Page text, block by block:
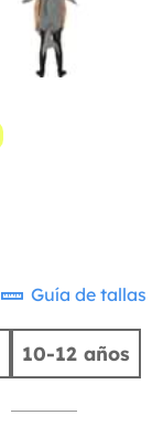
Guía de tallas
10-12 años